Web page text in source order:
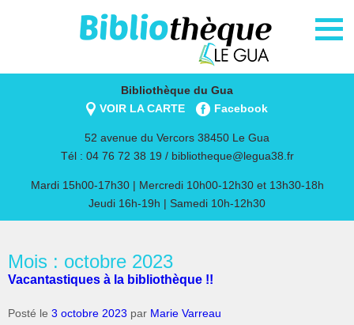
Bibliothèque du Gua
VOIR LA CARTE
Facebook
52 avenue du Vercors 38450 Le Gua
Tél : 04 76 72 38 19 / bibliotheque@legua38.fr
Mardi 15h00-17h30 | Mercredi 10h00-12h30 et 13h30-18h
Jeudi 16h-19h | Samedi 10h-12h30
Mois : octobre 2023
Vacantastiques à la bibliothèque !!
Posté le 3 octobre 2023 par Marie Varreau